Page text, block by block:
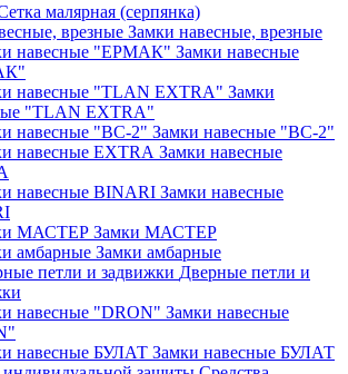
малярная (серпянка)
Замки навесные, врезные
Замки навесные
Замки
"TLAN EXTRA"
Замки навесные "ВС-2"
Замки навесные
Замки навесные
Замки МАСТЕР
Замки амбарные
Дверные петли и
Замки навесные
Замки навесные БУЛАТ